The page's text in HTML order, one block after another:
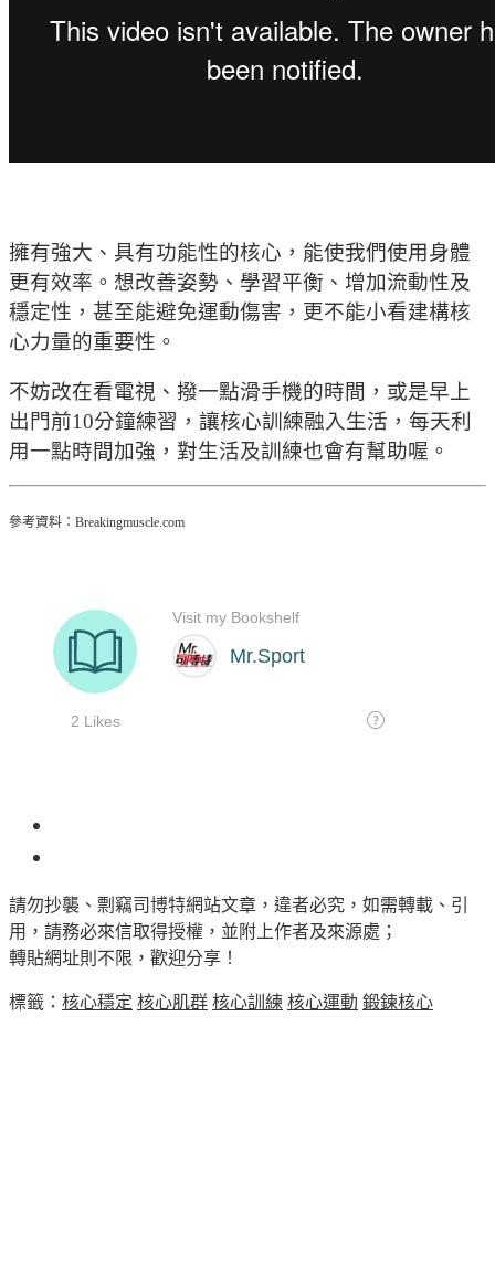
擁有強大、具有功能性的核心，能使我們使用身體
更有效率。想改善姿勢、學習平衡、增加流動性及
穩定性，甚至能避免運動傷害，更不能小看建構核
心力量的重要性。
不妨改在看電視、撥一點滑手機的時間，或是早上
出門前10分鐘練習，讓核心訓練融入生活，每天利
用一點時間加強，對生活及訓練也會有幫助喔。
參考資料：Breakingmuscle.com
請勿抄襲、剽竊司博特網站文章，違者必究，如需轉載、引
用，請務必來信取得授權，並附上作者及來源處；
轉貼網址則不限，歡迎分享！
標籤： 核心穩定 核心肌群 核心訓練 核心運動 鍛鍊核心